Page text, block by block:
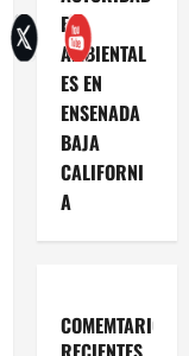
ES
AMBIENTAL
ES EN
ENSENADA
BAJA
CALIFORNI
A
COMEMTARIOS